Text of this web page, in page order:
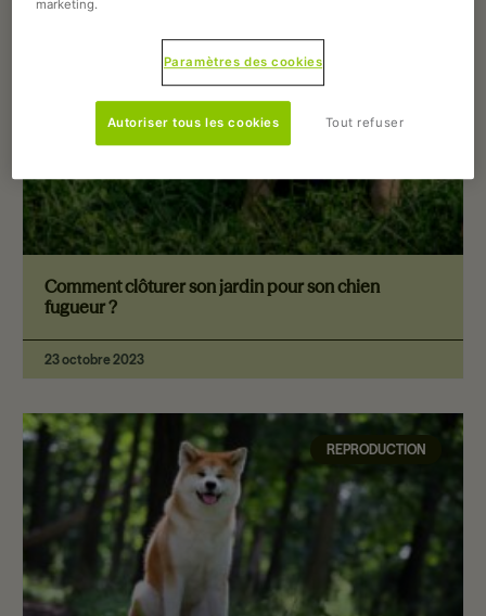
Comment clôturer son jardin pour son chien
fugueur ?
23 octobre 2023
REPRODUCTION
marketing.
Paramètres des cookies
Tout refuser
Autoriser tous les cookies